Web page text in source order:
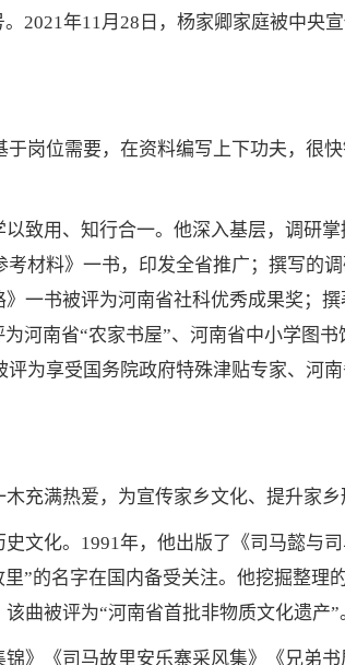
2021年11月28日，杨家卿家庭被中央
位需要，在资料编写上下功夫，很
用、知行合一。他深入基层，调研掌
材料》一书，印发全省推广；撰写的
一书被评为河南省社科优秀成果奖；
河南省“农家书屋”、河南省中小学图
为享受国务院政府特殊津贴专家、河
满热爱，为宣传家乡文化、提升家乡
化。1991年，他出版了《司马懿与
”的名字在国内备受关注。他挖掘整理
曲被评为“河南省首批非物质文化遗产”
《司马故里安乐寨采风集》《兄弟书